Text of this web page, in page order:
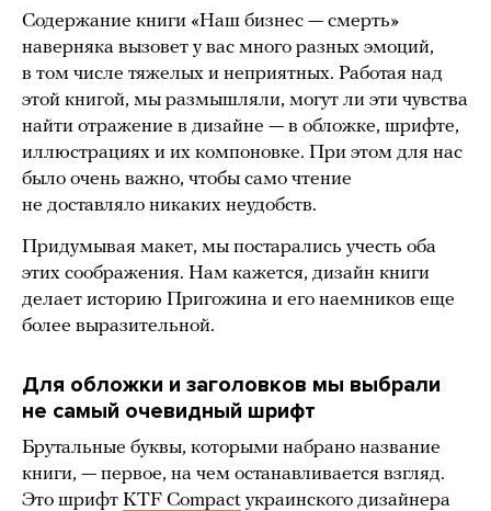
Содержание книги «Наш бизнес — смерть»
наверняка вызовет у вас много разных эмоций,
в том числе тяжелых и неприятных. Работая над
этой книгой, мы размышляли, могут ли эти чувства
найти отражение в дизайне — в обложке, шрифте,
иллюстрациях и их компоновке. При этом для нас
было очень важно, чтобы само чтение
не доставляло никаких неудобств.
Придумывая макет, мы постарались учесть оба
этих соображения. Нам кажется, дизайн книги
делает историю Пригожина и его наемников еще
более выразительной.
Для обложки и заголовков мы выбрали
не самый очевидный шрифт
Брутальные буквы, которыми набрано название
книги, — первое, на чем останавливается взгляд.
Это шрифт KTF Compact украинского дизайнера